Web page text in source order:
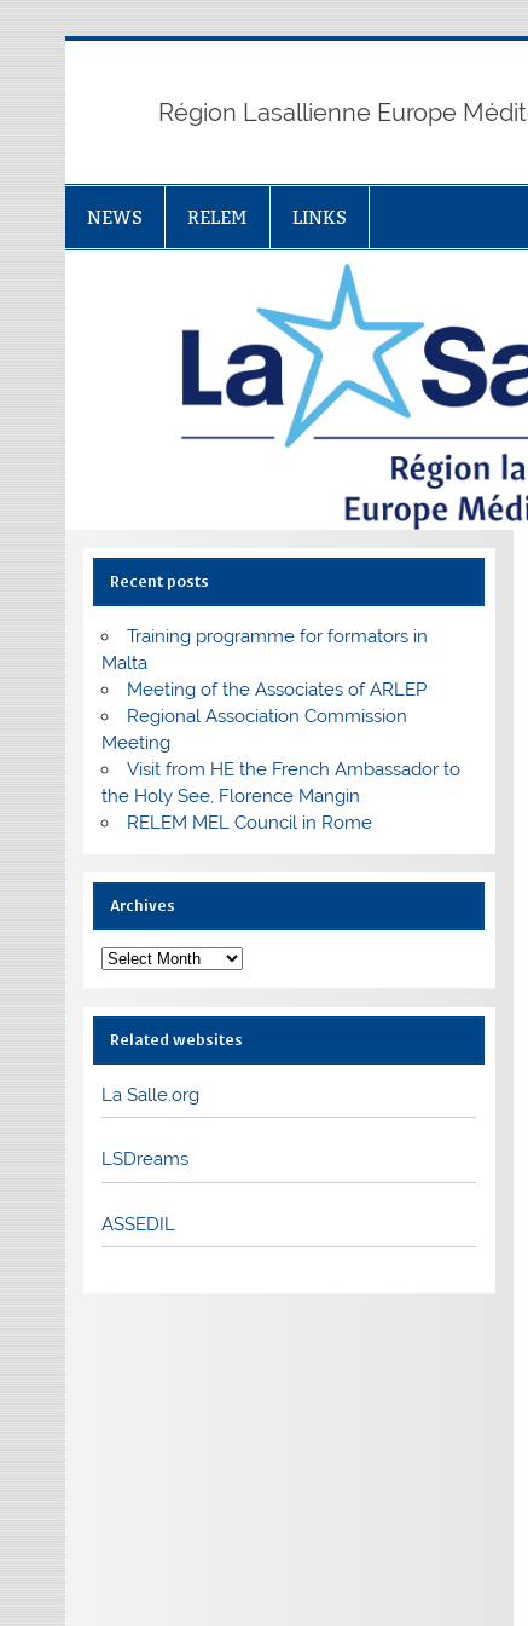
Région Lasallienne Europe
NEWS RELEM LINKS
Recent posts
Training programme for formators in
Malta
Meeting of the Associates of ARLEP
Regional Association Commission
Meeting
Visit from HE the French Ambassador to
the Holy See, Florence Mangin
RELEM MEL Council in Rome
Archives
Archives
Related websites
La Salle.org
LSDreams
ASSEDIL